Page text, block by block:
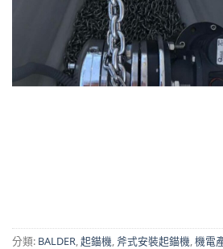
分類: BALDER 起錨機 斧式安裝起錨機 機電